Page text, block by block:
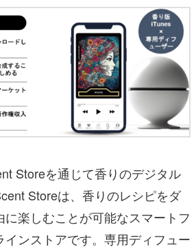
Storeを通じて香りのデジタル
Storeは、香りのレシピをダ
に楽しむことが可能なスマートフ
インストアです。専用ディフュー